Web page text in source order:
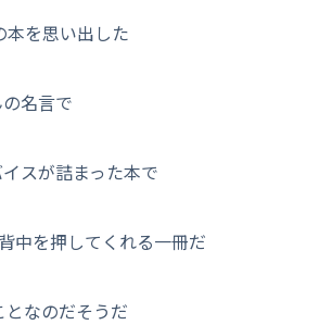
を思い出した
名言で
スが詰まった本で
中を押してくれる一冊だ
なのだそうだ